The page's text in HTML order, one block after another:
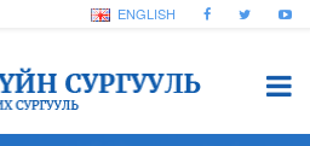
ENGLISH